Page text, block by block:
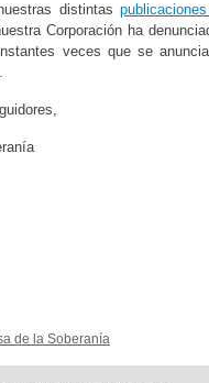
distintas
Corporación ha
veces que se
de la Soberanía